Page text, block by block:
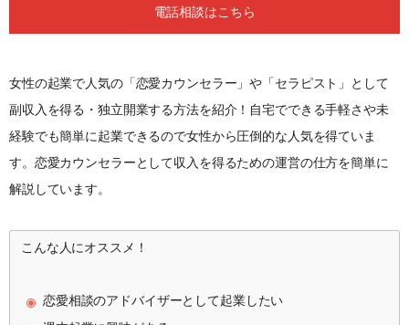
電話相談はこちら
女性の起業で人気の「恋愛カウンセラー」や「セラピスト」として
副収入を得る・独立開業する方法を紹介！自宅でできる手軽さや未
経験でも簡単に起業できるので女性から圧倒的な人気を得ていま
す。恋愛カウンセラーとして収入を得るための運営の仕方を簡単に
解説しています。
こんな人にオススメ！
恋愛相談のアドバイザーとして起業したい